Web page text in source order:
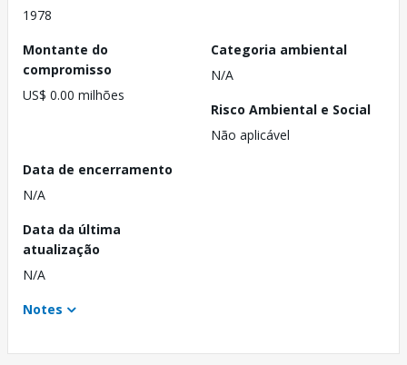
1978
Montante do
compromisso
US$ 0.00 milhões
Categoria ambiental
N/A
Risco Ambiental e Social
Não aplicável
Data de encerramento
N/A
Data da última
atualização
N/A
Notes